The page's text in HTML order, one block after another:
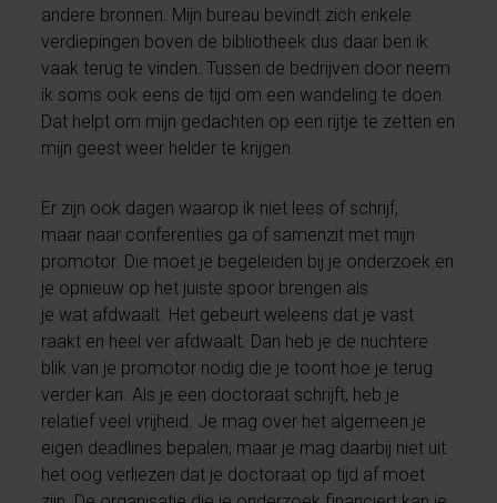
andere bronnen. Mijn bureau bevindt zich enkele
verdiepingen boven de bibliotheek dus daar ben ik
vaak terug te vinden. Tussen de bedrijven door neem
ik soms ook eens de tijd om een wandeling te doen.
Dat helpt om mijn gedachten op een rijtje te zetten en
mijn geest weer helder te krijgen.
Er zijn ook dagen waarop ik niet lees of schrijf,
maar naar conferenties ga of samenzit met mijn
promotor. Die moet je begeleiden bij je onderzoek en
je opnieuw op het juiste spoor brengen als
je wat afdwaalt. Het gebeurt weleens dat je vast
raakt en heel ver afdwaalt. Dan heb je de nuchtere
blik van je promotor nodig die je toont hoe je terug
verder kan. Als je een doctoraat schrijft, heb je
relatief veel vrijheid. Je mag over het algemeen je
eigen deadlines bepalen, maar je mag daarbij niet uit
het oog verliezen dat je doctoraat op tijd af moet